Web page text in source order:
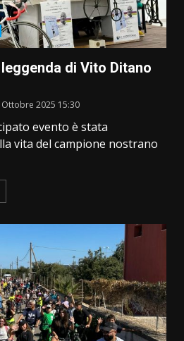
di Vito Ditano
Ottobre 2025 15:30
evento è stata
vita del campione nostrano